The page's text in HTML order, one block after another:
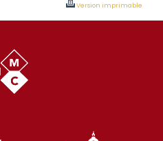
Version imprimable